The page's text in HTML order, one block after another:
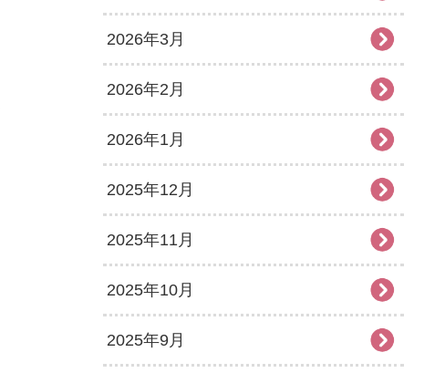
2026年3月
2026年2月
2026年1月
2025年12月
2025年11月
2025年10月
2025年9月